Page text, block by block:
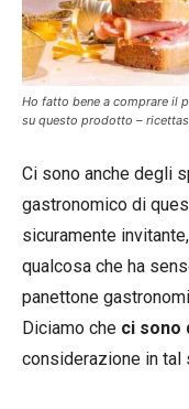
Ho fatto bene a comprare il
su questo prodotto –
Ci sono anche degli
gastronomico di
sicuramente
qualcosa che ha
panettone
Diciamo che ci sono
considerazione in tal